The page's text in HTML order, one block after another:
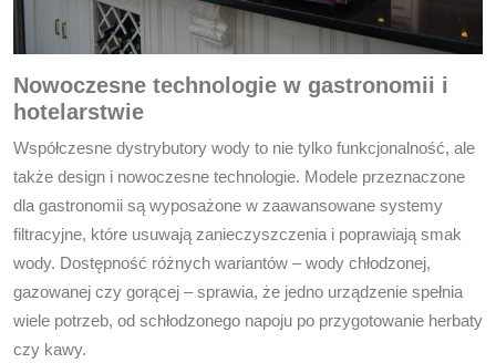
Nowoczesne technologie w gastronomii i
hotelarstwie
Współczesne dystrybutory wody to nie tylko funkcjonalność, ale
także design i nowoczesne technologie. Modele przeznaczone
dla gastronomii są wyposażone w zaawansowane systemy
filtracyjne, które usuwają zanieczyszczenia i poprawiają smak
wody. Dostępność różnych wariantów – wody chłodzonej,
gazowanej czy gorącej – sprawia, że jedno urządzenie spełnia
wiele potrzeb, od schłodzonego napoju po przygotowanie herbaty
czy kawy.